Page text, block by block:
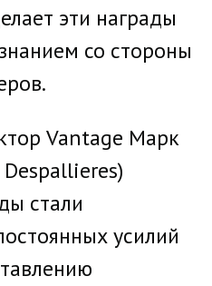
эти награды
со стороны
Vantage Марк
стали
усилий